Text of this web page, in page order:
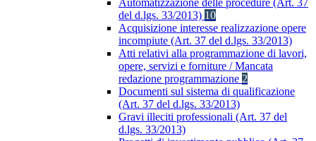
Automatizzazione delle procedure (Art. 37
del d.lgs. 33/2013) 10
Acquisizione interesse realizzazione opere
incompiute (Art. 37 del d.lgs. 33/2013)
Atti relativi alla programmazione di lavori,
opere, servizi e forniture / Mancata
redazione programmazione 2
Documenti sul sistema di qualificazione
(Art. 37 del d.lgs. 33/2013)
Gravi illeciti professionali (Art. 37 del
d.lgs. 33/2013)